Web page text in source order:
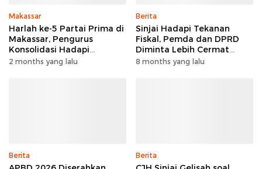
Makassar
Harlah ke-5 Partai Prima di
Makassar, Pengurus
Konsolidasi Hadapi
Verifikasi Pemilu
2 months yang lalu
Berita
Sinjai Hadapi Tekanan
Fiskal, Pemda dan DPRD
Diminta Lebih Cermat
Menentukan Arah
8 months yang lalu
Berita Berita